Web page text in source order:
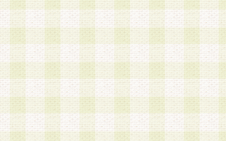
a.既に登録されている会員と同一のメールアドレ
録する場合
b.本サービスと同様のサービスを提供している企
業に従事していると思われる本人またはその家族
場合
c.その他当社が不適切と判断する場合
2.当社は、会員登録希望者を会員として承認する
した 場合、会員登録希望者による会員登録手続
による承認後の場合であっても、会員登録の取り
の抹消を、当社が適切と判 断する方法・手段に